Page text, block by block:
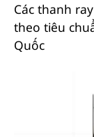
Các thanh
theo tiêu
Quốc